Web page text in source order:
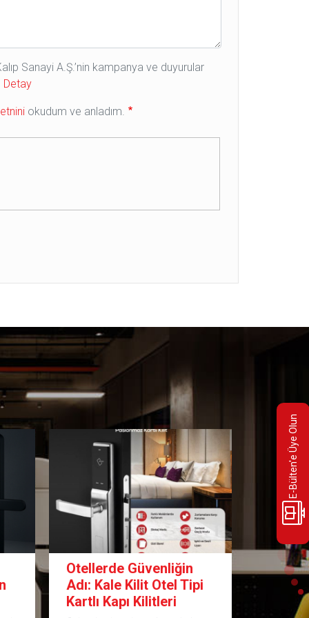
E-Bülten'e Üye Olun
Sanayi A.Ş.’nin kampanya ve duyurular
Detay
okudum ve anladım.
Otellerde Güvenliğin
Adı: Kale Kilit Otel Tipi
Kartlı Kapı Kilitleri